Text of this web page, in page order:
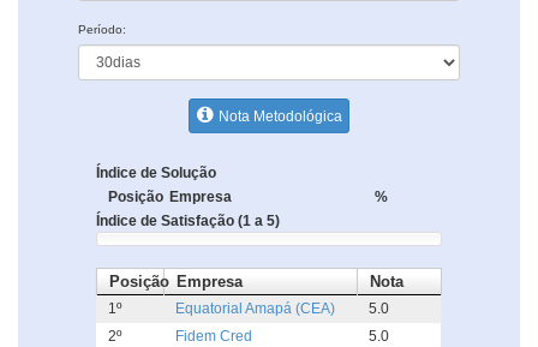
Período:
Nota Metodológica
Índice de Solução
Posição Empresa
%
Índice de Satisfação (1 a 5)
Posição Empresa Nota
1º Equatorial Amapá (CEA)
5.0
2º
Fidem Cred
5.0